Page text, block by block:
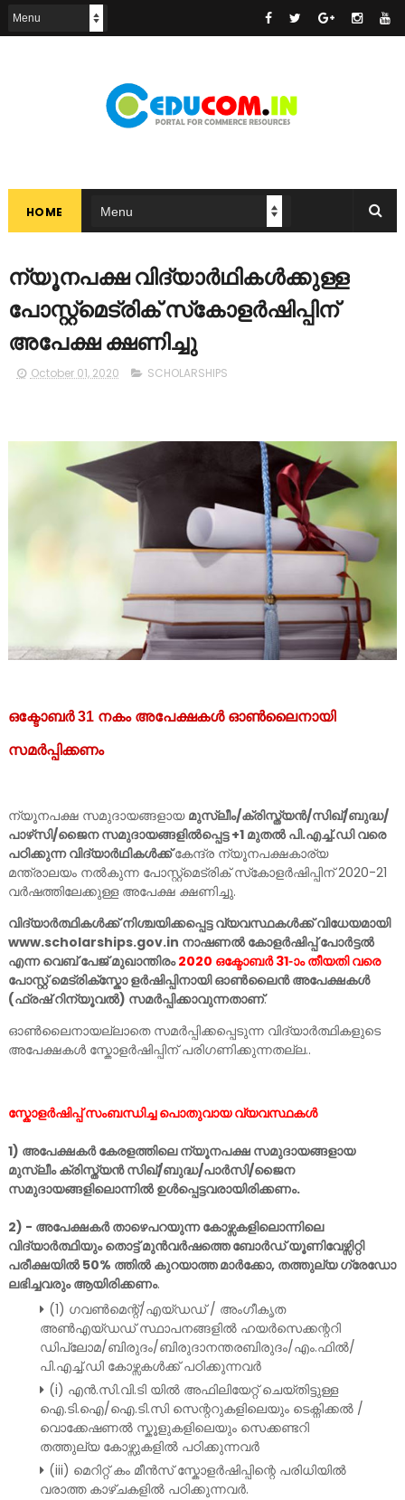
HOME
ന്യൂനപക്ഷ വിദ്യാർഥികൾക്കുള്ള
പോസ്റ്റ്‌മെട്രിക് സ്‌കോളർഷിപ്പിന്
അപേക്ഷ ക്ഷണിച്ചു
October 01, 2020 SCHOLARSHIPS
ഒക്ടോബര്‍ 31 നകം അപേക്ഷകള്‍ ഓണ്‍ലൈനായി
സമര്‍പ്പിക്കണം
ന്യൂനപക്ഷ സമുദായങ്ങളായ മുസ്ലീം/ക്രിസ്ത്യൻ/സിഖ്/ബുദ്ധ/
പാഴ്‌സി/ജൈന സമുദായങ്ങളിൽപ്പെട്ട +1 മുതൽ പി.എച്ച്.ഡി വരെ
പഠിക്കുന്ന വിദ്യാർഥികൾക്ക്കേന്ദ്ര ന്യൂനപക്ഷകാര്യ
മന്ത്രാലയം നൽകുന്ന പോസ്റ്റ്‌മെട്രിക് സ്‌കോളർഷിപ്പിന് 2020-21
വർഷത്തിലേക്കുള്ള അപേക്ഷ ക്ഷണിച്ചു.
വിദ്യാർത്ഥികൾക്ക് നിശ്ചയിക്കപ്പെട്ട വ്യവസ്ഥകൾക്ക് വിധേയമായി
www.scholarships.gov.in നാഷണൽ കോളർഷിപ്പ് പോർട്ടൽ
എന്ന വെബ് പേജ് മുഖാന്തിരം2020 ഒക്ടോബർ 31-ാം തീയതി വരെ
പോസ്റ്റ് മെട്രിക്സ്കോ ളർഷിപ്പിനായി ഓൺലൈൻ അപേക്ഷകൾ
(ഫ്രഷ് റിന്യൂവൽ) സമർപ്പിക്കാവുന്നതാണ്.
ഓൺലൈനായല്ലാതെ സമർപ്പിക്കപ്പെടുന്ന വിദ്യാർത്ഥികളുടെ
അപേക്ഷകൾ സ്കോളർഷിപ്പിന് പരിഗണിക്കുന്നതല്ല..
സ്കോളർഷിപ്പ് സംബന്ധിച്ച പൊതുവായ വ്യവസ്ഥകൾ
1) അപേക്ഷകർ കേരളത്തിലെ ന്യൂനപക്ഷ സമുദായങ്ങളായ
മുസ്ലീം ക്രിസ്ത്യൻ സിഖ്/ബുദ്ധ/പാർസി/ജൈന
സമുദായങ്ങളിലൊന്നിൽ ഉൾപ്പെട്ടവരായിരിക്കണം.
2) - അപേക്ഷകർ താഴെപറയുന്ന കോഴ്സകളിലൊന്നിലെ
വിദ്യാർത്ഥിയും തൊട്ട്മുൻവർഷത്തെ ബോർഡ് യൂണിവേഴ്സിറ്റി
പരീക്ഷയിൽ 50% ത്തിൽ കുറയാത്ത മാർക്കോ, തത്തുല്യ ഗ്രേഡോ
ലഭിച്ചവരും ആയിരിക്കണം.
(1) ഗവൺമെന്റ്/എയ്ഡഡ് / അംഗീകൃത
അൺഎയ്ഡഡ് സ്ഥാപനങ്ങളിൽ ഹയർസെക്കന്ററി
ഡിപ്ലോമ/ബിരുദം/ബിരുദാനന്തരബിരുദം/എം.ഫിൽ/
പി.എച്ച്.ഡി കോഴ്സകൾക്ക് പഠിക്കുന്നവർ
(i) എൻ.സി.വി.ടി യിൽ അഫിലിയേറ്റ് ചെയ്തിട്ടുള്ള
ഐ.ടി.ഐ/ഐ.ടി.സി സെന്ററുകളിലെയും ടെക്നിക്കൽ /
വൊക്കേഷണൽ സ്കൂളുകളിലെയും സെക്കണ്ടറി
തത്തുല്യ കോഴ്സുകളിൽ പഠിക്കുന്നവർ
(iii) മെറിറ്റ് കം മീൻസ് സ്കോളർഷിപ്പിന്റെ പരിധിയിൽ
വരാത്ത കാഴ്ചകളിൽ പഠിക്കുന്നവർ.